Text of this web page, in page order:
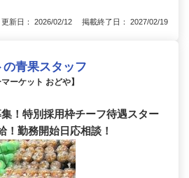
更新日： 2026/02/12 掲載終了日： 2027/02/19
青果スタッフ
ーケット おどや】
！特別採用枠チーフ待遇スター
！勤務開始日応相談！